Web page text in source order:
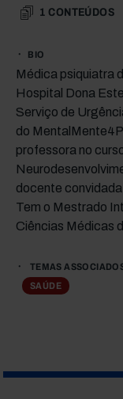
1 CONTEÚDOS
BIO
Médica psiquiatra
Hospital Dona
Serviço de
do
professora no
docente
Tem o Mestrado
Ciências Médicas
TEMAS
SAÚDE